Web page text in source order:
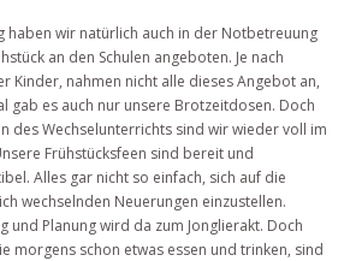
haben wir natürlich auch in der Notbetreuung
an den Schulen angeboten. Je nach
Kinder, nahmen nicht alle dieses Angebot an,
gab es auch nur unsere Brotzeitdosen. Doch
des Wechselunterrichts sind wir wieder voll im
Frühstücksfeen sind bereit und
Alles gar nicht so einfach, sich auf die
wechselnden Neuerungen einzustellen.
und Planung wird da zum Jonglierakt. Doch
morgens schon etwas essen und trinken, sind